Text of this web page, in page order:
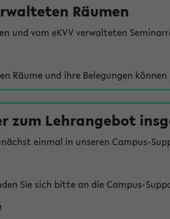
Räumen
und vom eKVV verwalteten
Räume und ihre Belegungen
zum Lehrangebot
einmal in unseren Campus-
Sie sich bitte an die Campus-